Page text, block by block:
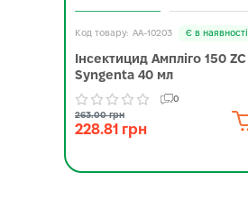
AA-10203 Є в наявності
Інсектицид Ампліго 150 ZC
Syngenta 40 мл
0
263.00 грн
228.81 грн